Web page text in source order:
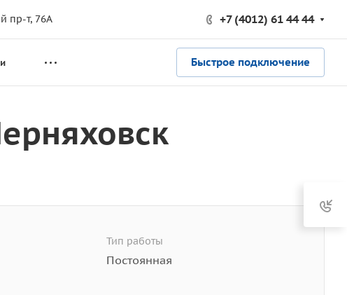
пр-т, 76А +7 (4012) 61 44 44
Быстрое подключение
Тип работы
Постоянная